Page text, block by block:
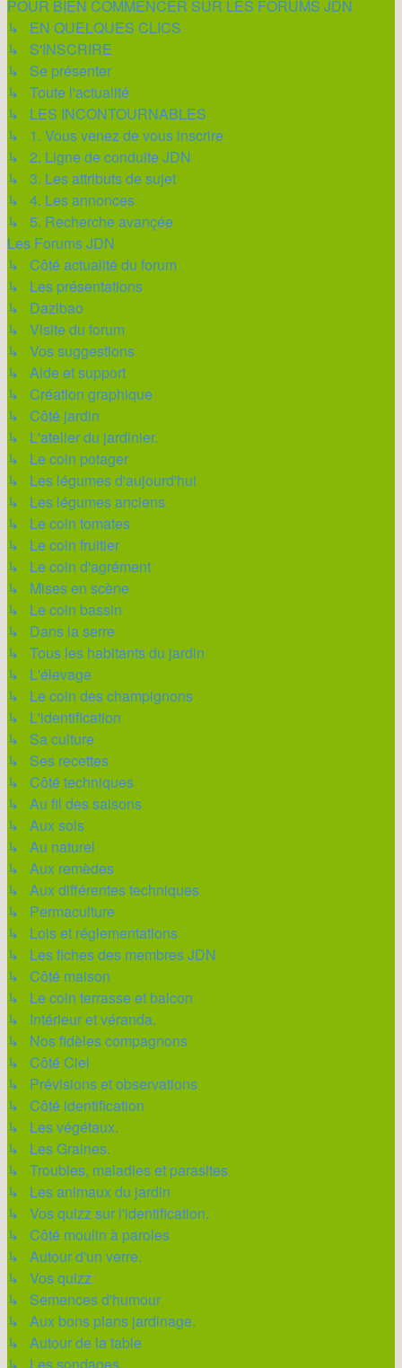
POUR BIEN COMMENCER SUR LES FORUMS JDN
↳ EN QUELQUES CLICS
↳ S'INSCRIRE
↳ Se présenter
↳ Toute l'actualité
↳ LES INCONTOURNABLES
↳ 1. Vous venez de vous inscrire
↳ 2. Ligne de conduite JDN
↳ 3. Les attributs de sujet
↳ 4. Les annonces
↳ 5. Recherche avançée
Les Forums JDN
↳ Côté actualité du forum
↳ Les présentations
↳ Dazibao
↳ Visite du forum
↳ Vos suggestions
↳ Aide et support
↳ Création graphique
↳ Côté jardin
↳ L'atelier du jardinier.
↳ Le coin potager
↳ Les légumes d'aujourd'hui
↳ Les légumes anciens
↳ Le coin tomates
↳ Le coin fruitier
↳ Le coin d'agrément
↳ Mises en scène
↳ Le coin bassin
↳ Dans la serre
↳ Tous les habitants du jardin
↳ L'élevage
↳ Le coin des champignons
↳ L'identification
↳ Sa culture
↳ Ses recettes
↳ Côté techniques
↳ Au fil des saisons
↳ Aux sols
↳ Au naturel
↳ Aux remèdes
↳ Aux différentes techniques
↳ Permaculture
↳ Lois et réglementations
↳ Les fiches des membres JDN
↳ Côté maison
↳ Le coin terrasse et balcon
↳ Intérieur et véranda.
↳ Nos fidèles compagnons
↳ Côté Ciel
↳ Prévisions et observations
↳ Côté identification
↳ Les végétaux.
↳ Les Graines.
↳ Troubles, maladies et parasites
↳ Les animaux du jardin
↳ Vos quizz sur l'identification.
↳ Côté moulin à paroles
↳ Autour d'un verre.
↳ Vos quizz
↳ Semences d'humour
↳ Aux bons plans jardinage.
↳ Autour de la table